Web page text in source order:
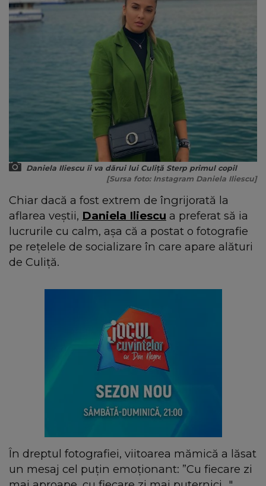
Daniela Iliescu îi va dărui lui Culiță Sterp primul copil
[Sursa foto: Instagram Daniela Iliescu]
Chiar dacă a fost extrem de îngrijorată la
aflarea veștii, Daniela Iliescu a preferat să ia
lucrurile cu calm, așa că a postat o fotografie
pe rețelele de socializare în care apare alături
de Culiță.
În dreptul fotografiei, viitoarea mămică a lăsat
un mesaj cel puțin emoționant: ”Cu fiecare zi